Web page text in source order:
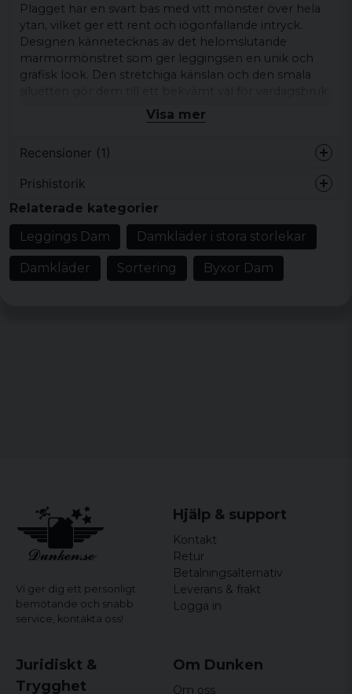
Plagget har en svart bas med vitt mönster över hela
ytan, vilket ger ett rent och iögonfallande intryck.
Designen kännetecknas av det helomslutande
marmormönstret som ger leggingsen en unik och
grafisk look. Den stretchiga känslan och den smala
Dessa leggings passar bra tillsammans med en enkel
t-shirt, hoodie eller sweatshirt och sneakers för en
outfit.
Produkttyp:Leggings
Design/detaljer:Lång modell, smal
passform, stretchig känsla
Mönster/motiv: Svart bas med vitt
Visa mer
Recensioner (1)
för 3 år sedan
Superskönt material, stretchiga och
snygga.
Prishistorik
Relaterade kategorier
Leggings Dam
Damkläder i stora storlekar
Damkläder Sortering Byxor Dam
Vi ger dig ett personligt
bemötande och snabb
service, kontakta oss!
Hjälp & support
Kontakt
Retur
Betalningsalternativ
Leverans & frakt
Logga in
Juridiskt &
Trygghet
Om Dunken
Om oss